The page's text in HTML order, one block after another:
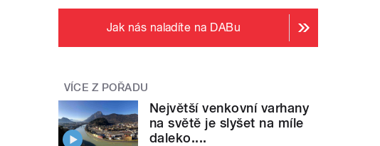
Jak nás naladíte na DABu
VÍCE Z POŘADU
Největší venkovní varhany
na světě je slyšet na míle
daleko....